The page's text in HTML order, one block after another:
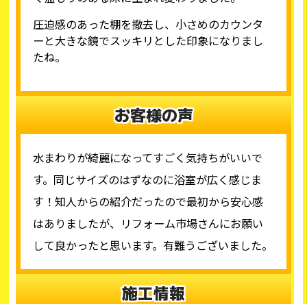
圧迫感のあった棚を撤去し、小さめのカウンタ
ーと大きな鏡でスッキリとした印象になりまし
たね。
お客様の声
水まわりが綺麗になってすごく気持ちがいいで
す。同じサイズのはずなのに浴室が広く感じま
す！知人からの紹介だったので最初から安心感
はありましたが、リフォーム市場さんにお願い
して良かったと思います。有難うございました。
施工情報